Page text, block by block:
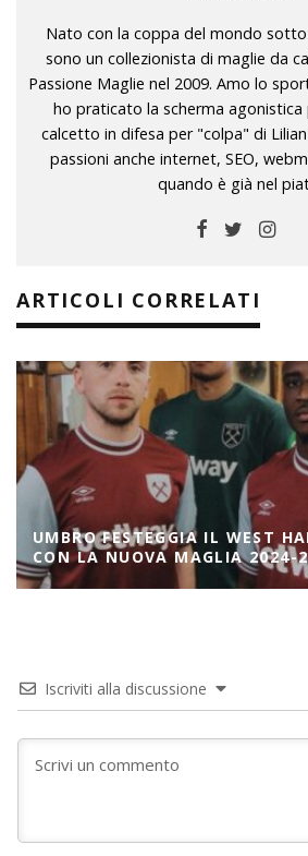
Nato con la coppa del mondo sotto
sono un collezionista di maglie da
Passione Maglie nel 2009. Amo lo
ho praticato la scherma agonistica
calcetto in difesa per "colpa" di
passioni anche internet, SEO,
quando è già nel
ARTICOLI CORRELATI
UMBRO FESTEGGIA IL WEST
CON LA NUOVA MAGLIA 2024-
Iscriviti alla discussione